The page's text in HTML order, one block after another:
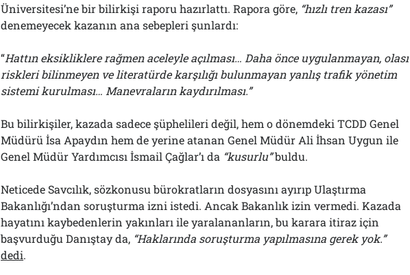
Üniversitesi’ne bir bilirkişi raporu hazırlattı. Rapora göre, “hızlı tren kazası”
denemeyecek kazanın ana sebepleri şunlardı:
“Hattın eksikliklere rağmen aceleyle açılması… Daha önce uygulanmayan, olası
riskleri bilinmeyen ve literatürde karşılığı bulunmayan yanlış trafik yönetim
sistemi kurulması… Manevraların kaydırılması.”
Bu bilirkişiler, kazada sadece şüphelileri değil, hem o dönemdeki TCDD Genel
Müdürü İsa Apaydın hem de yerine atanan Genel Müdür Ali İhsan Uygun ile
Genel Müdür Yardımcısı İsmail Çağlar’ı da “kusurlu”buldu.
Neticede Savcılık, sözkonusu bürokratların dosyasını ayırıp Ulaştırma
Bakanlığı’ndan soruşturma izni istedi. Ancak Bakanlık izin vermedi. Kazada
hayatını kaybedenlerin yakınları ile yaralananların, bu karara itiraz için
başvurduğu Danıştay da, “Haklarında soruşturma yapılmasına gerek yok.”
dedi.